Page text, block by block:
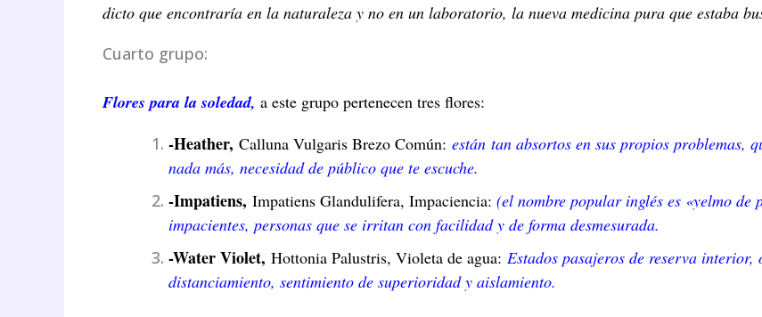
dicto que encontraría en la naturaleza y no en un laboratorio, la nueva medicina pura que estaba
Cuarto grupo:
Flores para la soledad, a este grupo pertenecen tres flores:
-Heather, Calluna Vulgaris Brezo Común: están tan absortos en sus propios problemas,
nada más, necesidad de público que te escuche.
-Impatiens, Impatiens Glandulifera, Impaciencia: (el nombre popular inglés es «yelmo de
impacientes, personas que se irritan con facilidad y de forma desmesurada.
-Water Violet, Hottonia Palustris, Violeta de agua: Estados pasajeros de reserva interior,
distanciamiento, sentimiento de superioridad y aislamiento.